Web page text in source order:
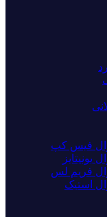
فیس کپ
یونیتایز
فریم لس
استیک